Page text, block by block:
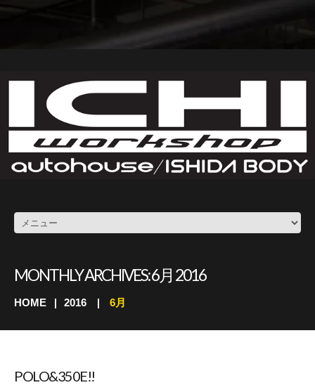
MONTHLY ARCHIVES:6月 2016
HOME 2016 6月
POLO&350E!!